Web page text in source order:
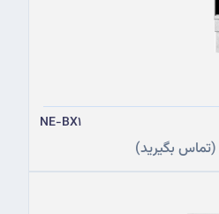
NE-BX1
(تماس بگیرید)